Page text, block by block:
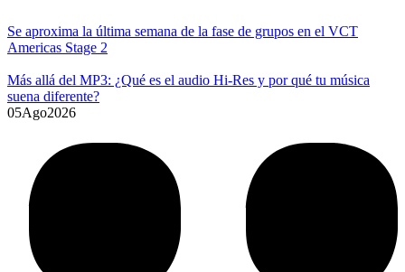
Se aproxima la última semana de la fase de grupos en el VCT
Americas Stage 2
Más allá del MP3: ¿Qué es el audio Hi-Res y por qué tu música
suena diferente?
05Ago2026